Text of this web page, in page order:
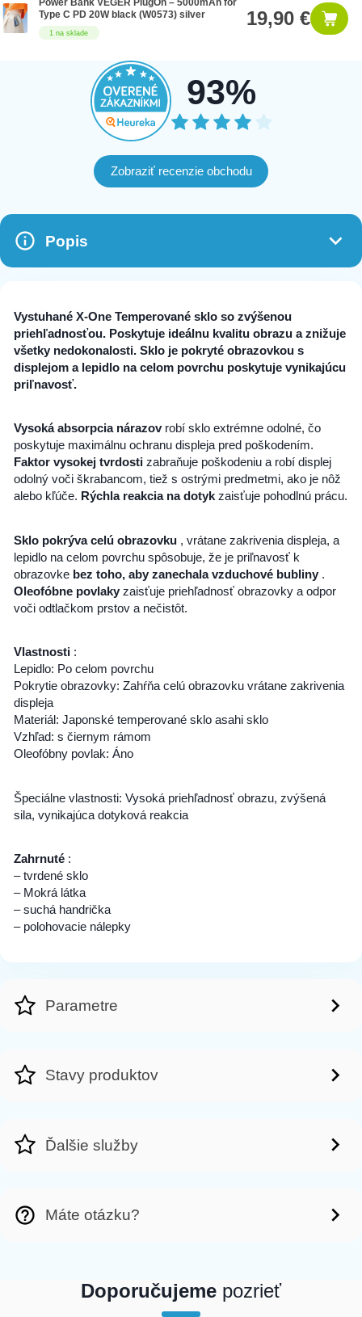
1 na sklade
Type C PD 20W black (W0573) silver
19,90 €
93%
Zobraziť recenzie obchodu
Popis
Vystuhané X-One Temperované sklo so zvýšenou
priehľadnosťou. Poskytuje ideálnu kvalitu obrazu a znižuje
všetky nedokonalosti. Sklo je pokryté obrazovkou s
displejom a lepidlo na celom povrchu poskytuje vynikajúcu
priľnavosť.
Vysoká absorpcia nárazov robí sklo extrémne odolné, čo
poskytuje maximálnu ochranu displeja pred poškodením.
Faktor vysokej tvrdosti zabraňuje poškodeniu a robí displej
odolný voči škrabancom, tiež s ostrými predmetmi, ako je nôž
alebo kľúče. Rýchla reakcia na dotykzaisťuje pohodlnú prácu.
Sklo pokrýva celú obrazovku , vrátane zakrivenia displeja, a
lepidlo na celom povrchu spôsobuje, že je priľnavosť k
obrazovke bez toho, aby zanechala vzduchové bubliny .
Oleofóbne povlaky zaisťuje priehľadnosť obrazovky a odpor
voči odtlačkom prstov a nečistôt.
Vlastnosti :
Lepidlo: Po celom povrchu
Pokrytie obrazovky: Zahŕňa celú obrazovku vrátane zakrivenia
displeja
Materiál: Japonské temperované sklo asahi sklo
Vzhľad: s čiernym rámom
Oleofóbny povlak: Áno
Špeciálne vlastnosti: Vysoká priehľadnosť obrazu, zvýšená
sila, vynikajúca dotyková reakcia
Zahrnuté :
– tvrdené sklo
– Mokrá látka
– suchá handrička
– polohovacie nálepky
Parametre
Stavy produktov
Ďalšie služby
Máte otázku?
Doporučujeme pozrieť